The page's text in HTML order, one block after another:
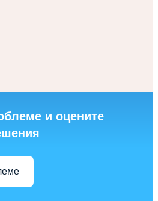
и оцените